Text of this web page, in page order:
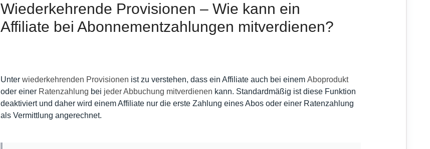
Wiederkehrende Provisionen – Wie kann ein
Affiliate bei Abonnementzahlungen mitverdienen?
Unter wiederkehrenden Provisionen ist zu verstehen, dass ein Affiliate auch bei einem Aboprodukt
oder einer Ratenzahlung bei jeder Abbuchung mitverdienen kann. Standardmäßig ist diese Funktion
deaktiviert und daher wird einem Affiliate nur die erste Zahlung eines Abos oder einer Ratenzahlung
als Vermittlung angerechnet.